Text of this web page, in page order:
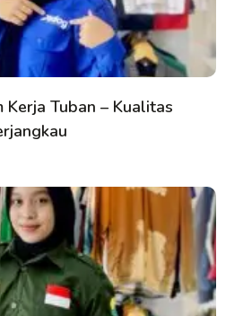
Kerja Tuban – Kualitas